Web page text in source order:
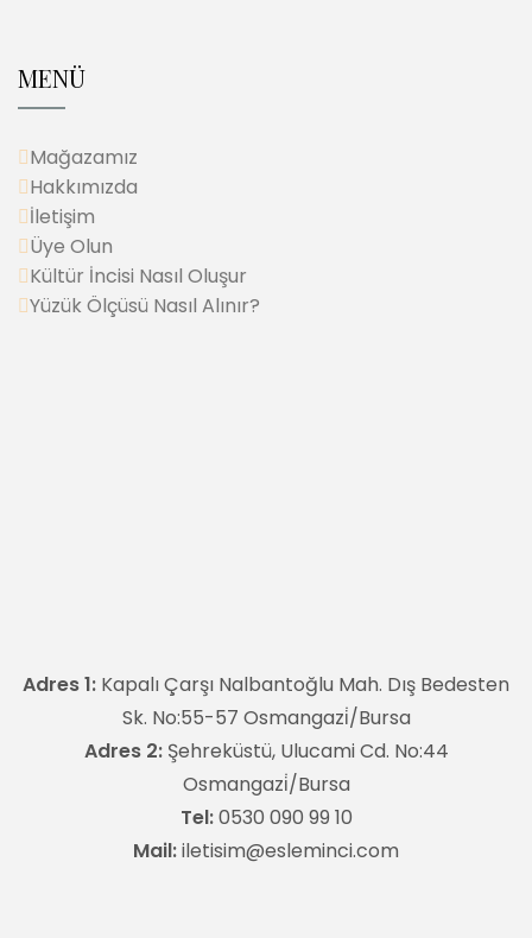
MENÜ
Mağazamız
Hakkımızda
İletişim
Üye Olun
Kültür İncisi Nasıl Oluşur
Yüzük Ölçüsü Nasıl Alınır?
Adres 1: Kapalı Çarşı Nalbantoğlu Mah. Dış Bedesten
Sk. No:55-57 Osmangazi̇/Bursa
Adres 2:Şehreküstü, Ulucami Cd. No:44
Osmangazi̇/Bursa
Tel:0530 090 99 10
Mail:iletisim@esleminci.com